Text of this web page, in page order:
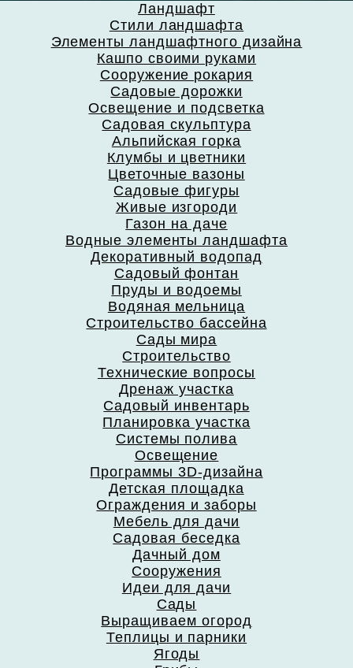
Ландшафт
Стили ландшафта
Элементы ландшафтного дизайна
Кашпо своими руками
Сооружение рокария
Садовые дорожки
Освещение и подсветка
Садовая скульптура
Альпийская горка
Клумбы и цветники
Цветочные вазоны
Садовые фигуры
Живые изгороди
Газон на даче
Водные элементы ландшафта
Декоративный водопад
Садовый фонтан
Пруды и водоемы
Водяная мельница
Строительство бассейна
Сады мира
Строительство
Технические вопросы
Дренаж участка
Садовый инвентарь
Планировка участка
Системы полива
Освещение
Программы 3D-дизайна
Детская площадка
Ограждения и заборы
Мебель для дачи
Садовая беседка
Дачный дом
Сооружения
Идеи для дачи
Сады
Выращиваем огород
Теплицы и парники
Ягоды